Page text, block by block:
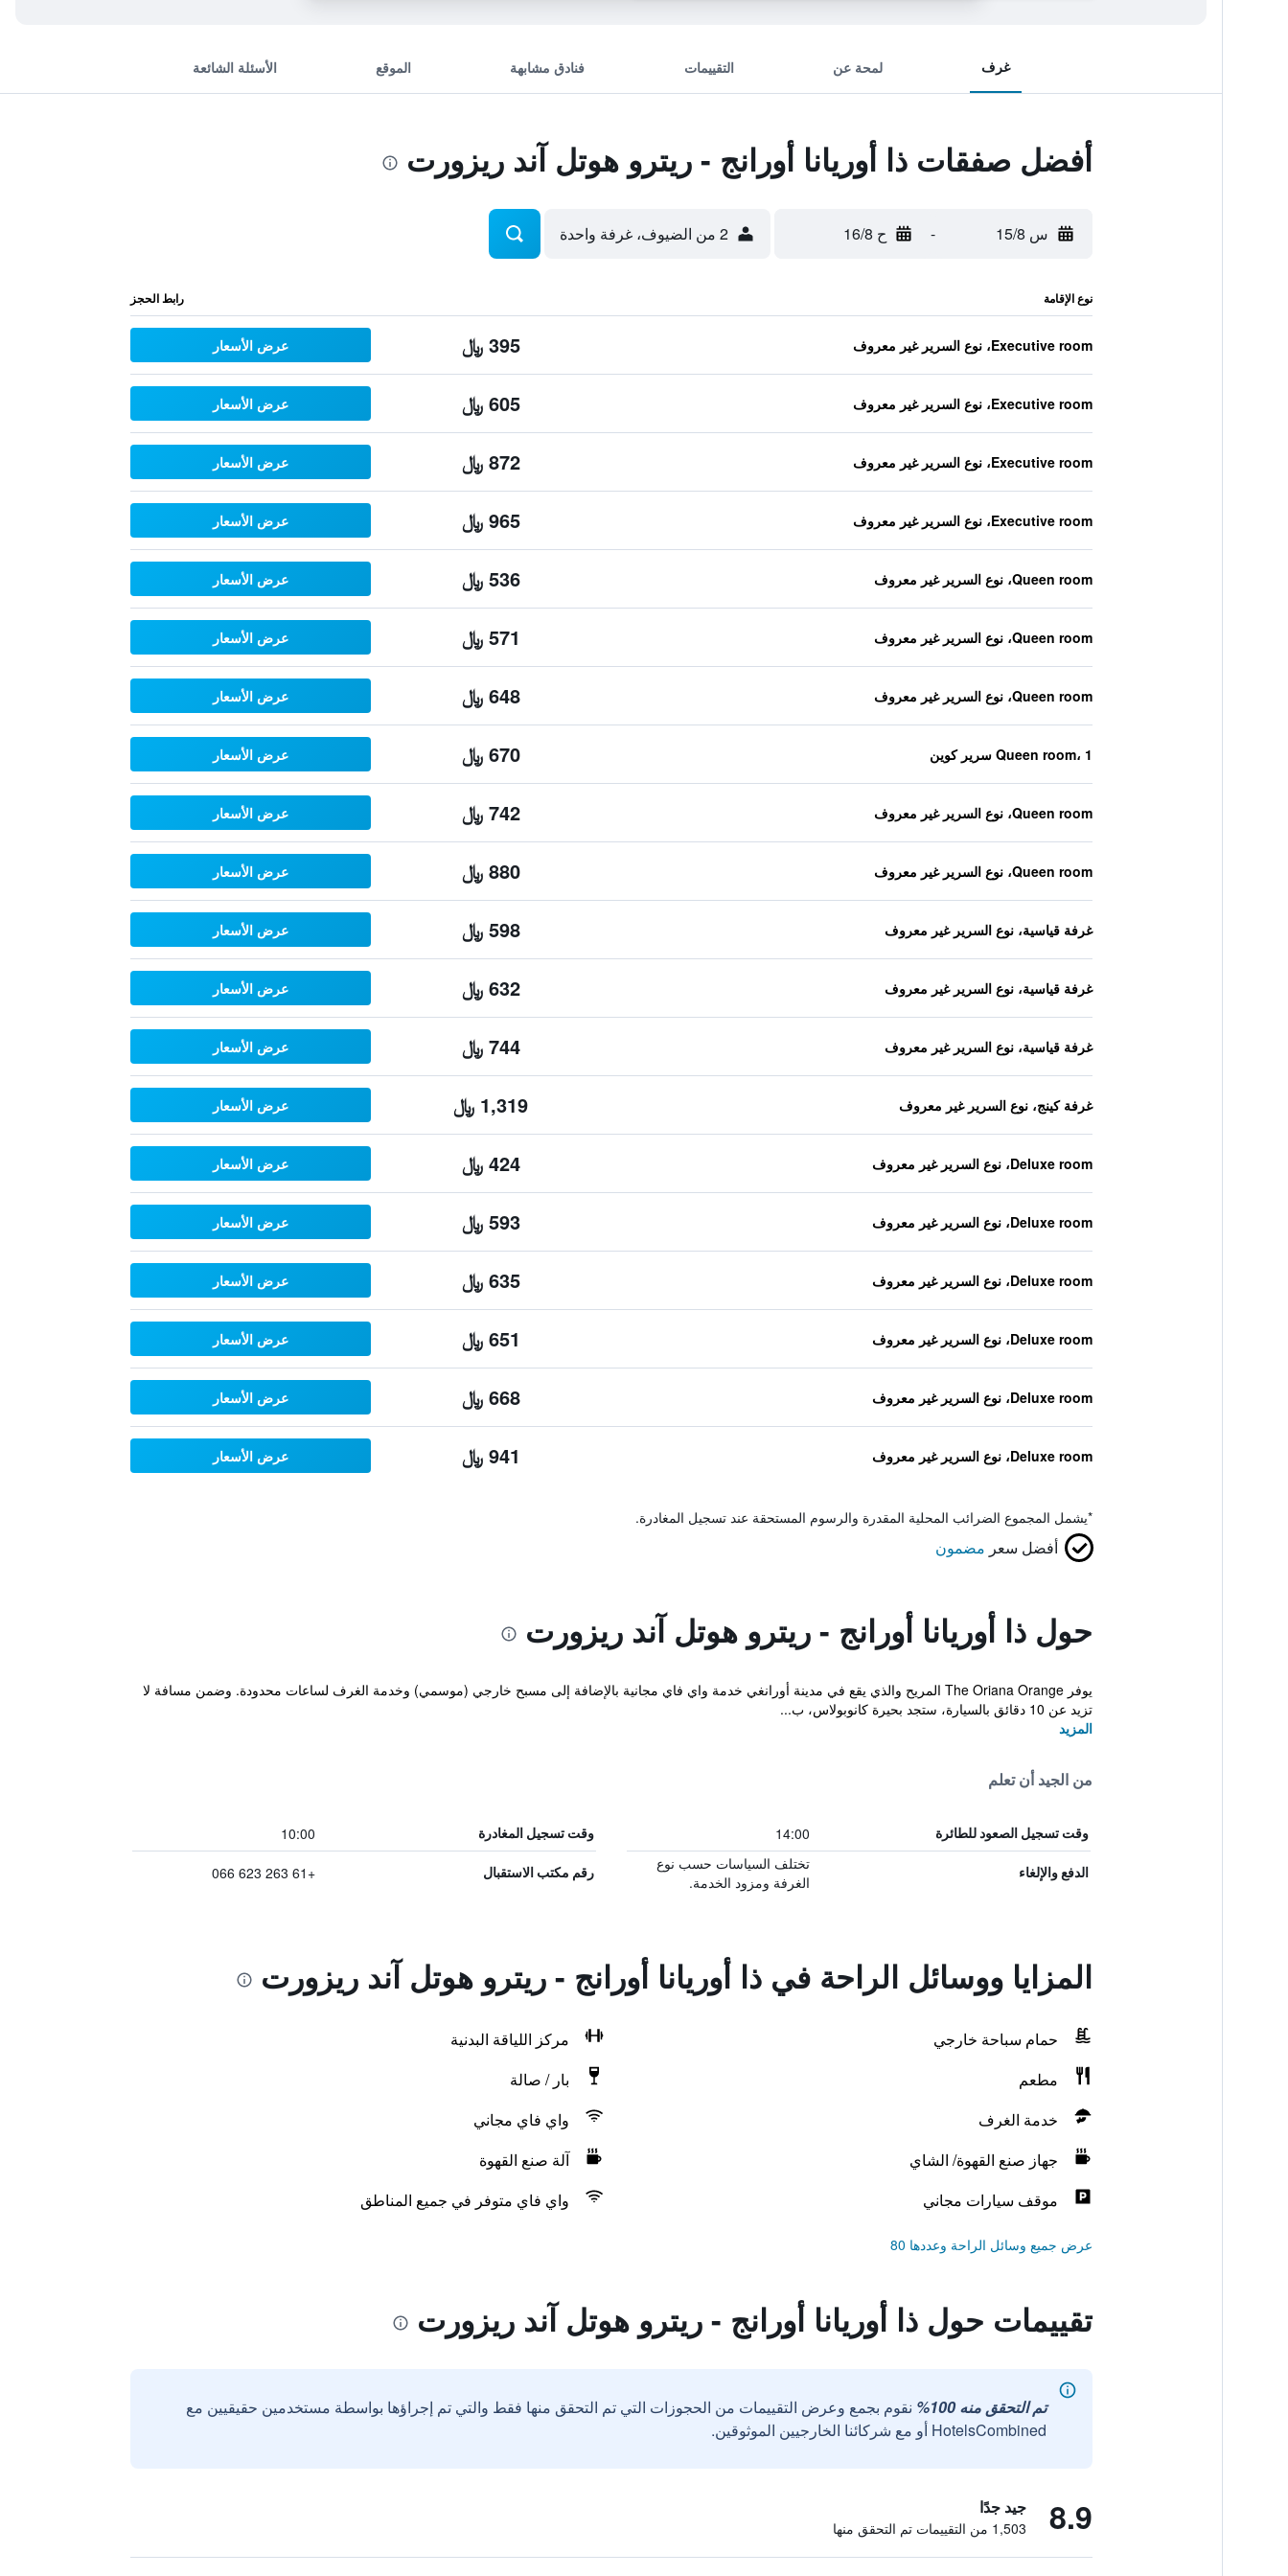
غرف لمحة عن التقييمات فنادق مشابهة الموقع الأسئلة الشائعة
أفضل صفقات ذا أوريانا أورانج - ريترو هوتل آند ريزورت
س 15/8 - ح 16/8 2 من الضيوف، غرفة واحدة
نوع الإقامة رابط الحجز
Executive room، نوع السرير غير معروف 395 ﷼ عرض الأسعار
Executive room، نوع السرير غير معروف 605 ﷼ عرض الأسعار
Executive room، نوع السرير غير معروف 872 ﷼ عرض الأسعار
Executive room، نوع السرير غير معروف 965 ﷼ عرض الأسعار
Queen room، نوع السرير غير معروف 536 ﷼ عرض الأسعار
Queen room، نوع السرير غير معروف 571 ﷼ عرض الأسعار
Queen room، نوع السرير غير معروف 648 ﷼ عرض الأسعار
Queen room، 1 سرير كوين 670 ﷼ عرض الأسعار
Queen room، نوع السرير غير معروف 742 ﷼ عرض الأسعار
Queen room، نوع السرير غير معروف 880 ﷼ عرض الأسعار
غرفة قياسية، نوع السرير غير معروف 598 ﷼ عرض الأسعار
غرفة قياسية، نوع السرير غير معروف 632 ﷼ عرض الأسعار
غرفة قياسية، نوع السرير غير معروف 744 ﷼ عرض الأسعار
غرفة كينج، نوع السرير غير معروف 1,319 ﷼ عرض الأسعار
Deluxe room، نوع السرير غير معروف 424 ﷼ عرض الأسعار
Deluxe room، نوع السرير غير معروف 593 ﷼ عرض الأسعار
Deluxe room، نوع السرير غير معروف 635 ﷼ عرض الأسعار
Deluxe room، نوع السرير غير معروف 651 ﷼ عرض الأسعار
Deluxe room، نوع السرير غير معروف 668 ﷼ عرض الأسعار
Deluxe room، نوع السرير غير معروف 941 ﷼ عرض الأسعار
*يشمل المجموع الضرائب المحلية المقدرة والرسوم المستحقة عند تسجيل المغادرة.
أفضل سعر مضمون
حول ذا أوريانا أورانج - ريترو هوتل آند ريزورت
يوفر The Oriana Orange المريح والذي يقع في مدينة أورانغي خدمة واي فاي مجانية بالإضافة إلى مسبح خارجي (موسمي) وخدمة الغرف لساعات محدودة. وضمن مسافة لا
تزيد عن 10 دقائق بالسيارة، ستجد بحيرة كانوبولاس، ب...
المزيد
من الجيد أن تعلم
وقت تسجيل الصعود للطائرة 14:00 وقت تسجيل المغادرة 10:00
الدفع والإلغاء
تختلف السياسات حسب نوع
الغرفة ومزود الخدمة.
رقم مكتب الاستقبال +61 263 623 066
المزايا ووسائل الراحة في ذا أوريانا أورانج - ريترو هوتل آند ريزورت
حمام سباحة خارجي
مركز اللياقة البدنية
مطعم
بار / صالة
خدمة الغرف
واي فاي مجاني
جهاز صنع القهوة/ الشاي
آلة صنع القهوة
موقف سيارات مجاني
واي فاي متوفر في جميع المناطق
عرض جميع وسائل الراحة وعددها 80
تقييمات حول ذا أوريانا أورانج - ريترو هوتل آند ريزورت
تم التحقق منه 100%
نقوم بجمع وعرض التقييمات من الحجوزات التي تم التحقق منها فقط والتي تم إجراؤها بواسطة مستخدمين حقيقيين مع
HotelsCombined أو مع شركائنا الخارجيين الموثوقين.
8.9 جيد جدًا
1,503 من التقييمات تم التحقق منها